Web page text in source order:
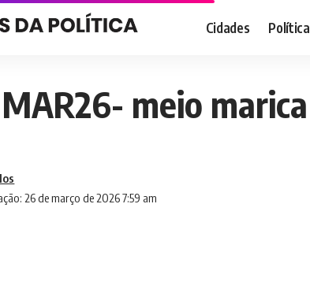
Cidades Política
meio marica
26 de março de 2026 7:59 am